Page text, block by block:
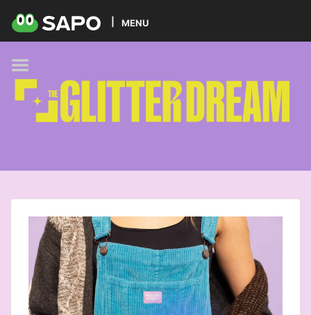
MENU
HOME
PODCAST
GLITTER BRANDS
KIDS
TREND
BEAUTY
PETS
MUSIC